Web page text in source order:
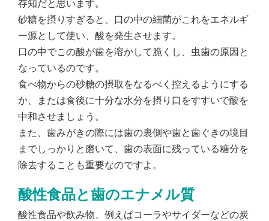
存知だと思います。
砂糖を摂りすぎると、口の中の細菌がこれをエネルギ
ー源として使い、酸を発生させます。
口の中でこの酸が歯を溶かして脆くし、虫歯の原因と
なっているのです。
食べ物からの砂糖の摂取をなるべく控えるようにする
か、または食後に十分な水分を摂り口をすすいで酸を
中和させましょう。
また、歯みがきの際には歯の裏側や歯と歯ぐきの境目
までしっかりと磨いて、歯の表面に残っている糖分を
除去することも重要なのですよ。
酸性食品と歯のエナメル質
酸性食品や飲み物、例えばコーラやサイダーなどの炭